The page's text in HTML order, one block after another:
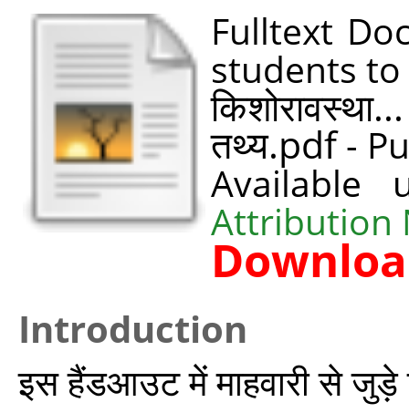
Fulltext
students
तथ्य.pdf-
Available
Attribution
Introduction
इस हैंडआउट में माहवारी से जुड़े